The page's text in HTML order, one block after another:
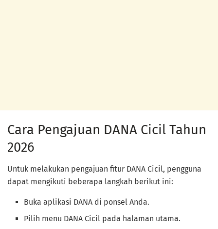
Cara Pengajuan DANA Cicil Tahun
2026
Untuk melakukan pengajuan fitur DANA Cicil, pengguna
dapat mengikuti beberapa langkah berikut ini:
Buka aplikasi DANA di ponsel Anda.
Pilih menu DANA Cicil pada halaman utama.